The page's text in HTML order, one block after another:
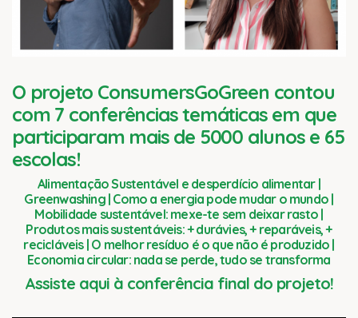
O projeto ConsumersGoGreen contou
com 7 conferências temáticas em que
participaram mais de 5000 alunos e 65
escolas!
Alimentação Sustentável e desperdício alimentar |
Greenwashing | Como a energia pode mudar o mundo |
Mobilidade sustentável: mexe-te sem deixar rasto |
Produtos mais sustentáveis: + durávies, + reparáveis, +
recicláveis | O melhor resíduo é o que não é produzido |
Economia circular: nada se perde, tudo se transforma
Assiste aqui à conferência final do projeto!